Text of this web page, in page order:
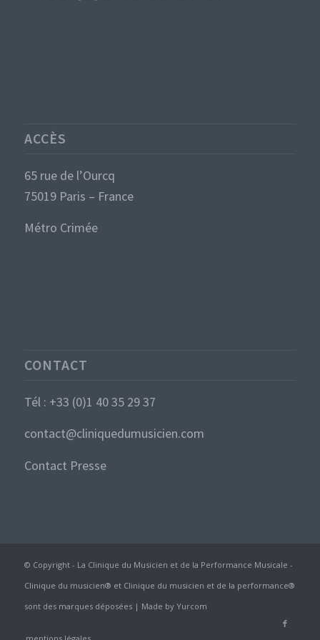
ACCÈS
65 rue de l’Ourcq
75019 Paris – France
Métro Crimée
CONTACT
Tél : +33 (0)1 40 35 29 37
contact@cliniquedumusicien.com
Contact Presse
© Copyright - La Clinique du Musicien et de la Performance Musicale -
Clinique du musicien® et Clinique du musicien et de la performance®
sont des marques déposées | Made by Yurcom